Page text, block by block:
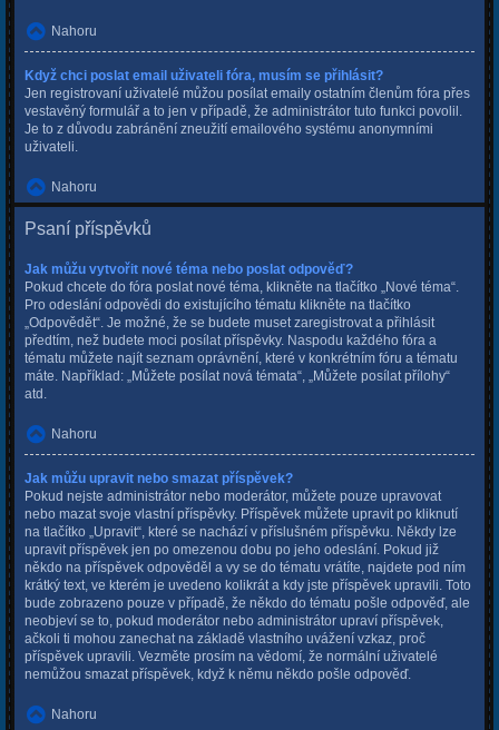
Nahoru
Když chci poslat email uživateli fóra, musím se přihlásit?
Jen registrovaní uživatelé můžou posílat emaily ostatním členům fóra přes
vestavěný formulář a to jen v případě, že administrátor tuto funkci povolil.
Je to z důvodu zabránění zneužití emailového systému anonymními
uživateli.
Nahoru
Psaní příspěvků
Jak můžu vytvořit nové téma nebo poslat odpověď?
Pokud chcete do fóra poslat nové téma, klikněte na tlačítko „Nové téma“.
Pro odeslání odpovědi do existujícího tématu klikněte na tlačítko
„Odpovědět“. Je možné, že se budete muset zaregistrovat a přihlásit
předtím, než budete moci posílat příspěvky. Naspodu každého fóra a
tématu můžete najít seznam oprávnění, které v konkrétním fóru a tématu
máte. Například: „Můžete posílat nová témata“, „Můžete posílat přílohy“
atd.
Nahoru
Jak můžu upravit nebo smazat příspěvek?
Pokud nejste administrátor nebo moderátor, můžete pouze upravovat
nebo mazat svoje vlastní příspěvky. Příspěvek můžete upravit po kliknutí
na tlačítko „Upravit“, které se nachází v příslušném příspěvku. Někdy lze
upravit příspěvek jen po omezenou dobu po jeho odeslání. Pokud již
někdo na příspěvek odpověděl a vy se do tématu vrátíte, najdete pod ním
krátký text, ve kterém je uvedeno kolikrát a kdy jste příspěvek upravili. Toto
bude zobrazeno pouze v případě, že někdo do tématu pošle odpověď, ale
neobjeví se to, pokud moderátor nebo administrátor upraví příspěvek,
ačkoli ti mohou zanechat na základě vlastního uvážení vzkaz, proč
příspěvek upravili. Vezměte prosím na vědomí, že normální uživatelé
nemůžou smazat příspěvek, když k němu někdo pošle odpověď.
Nahoru